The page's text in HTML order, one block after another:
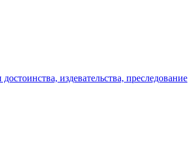
издевательства, преследование